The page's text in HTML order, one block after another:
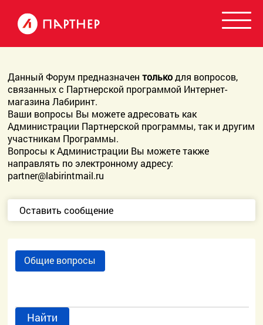
Данный Форум предназначентолькодля вопросов,
связанных с Партнерской программой Интернет-
магазина Лабиринт.
Ваши вопросы Вы можете адресовать как
Администрации Партнерской программы, так и другим
участникам Программы.
Вопросы к Администрации Вы можете также
направлять по электронному адресу:
partner@labirintmail.ru
Оставить сообщение
Общие вопросы
Найти